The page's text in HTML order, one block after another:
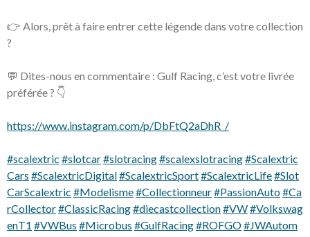
👉 Alors, prêt à faire entrer cette légende dans votre collection
?
💬 Dites-nous en commentaire : Gulf Racing, c’est votre livrée
préférée ? 👇
https://www.instagram.com/p/DbFtQ2aDhR_/
#scalextric #slotcar#slotracing#scalexslotracing#Scalextric
Cars #ScalextricDigital#ScalextricSport#ScalextricLife#Slot
CarScalextric #Modelisme#Collectionneur#PassionAuto#Ca
rCollector#ClassicRacing#diecastcollection#VW#Volkswag
enT1 #VWBus #Microbus #GulfRacing#ROFGO#JWAutom